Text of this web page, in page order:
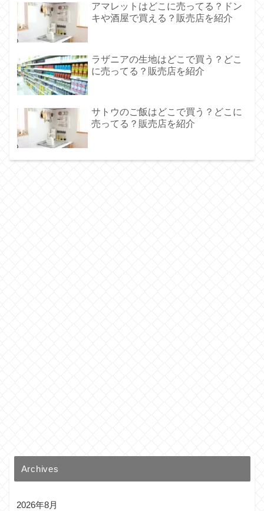
アマレットはどこに売ってる？ドン
キや酒屋で買える？販売店を紹介
ラザニアの生地はどこで買う？どこ
に売ってる？販売店を紹介
サトウのご飯はどこで買う？どこに
売ってる？販売店を紹介
Archives
2026年8月